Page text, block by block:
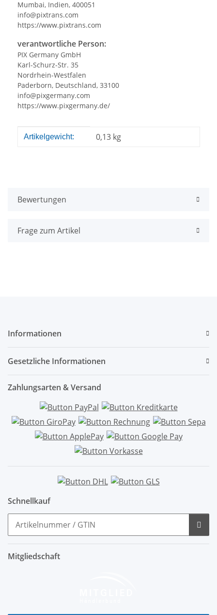
Mumbai, Indien, 400051
info@pixtrans.com
https://www.pixtrans.com
verantwortliche Person:
PIX Germany GmbH
Karl-Schurz-Str. 35
Nordrhein-Westfalen
Paderborn, Deutschland, 33100
info@pixgermany.com
https://www.pixgermany.de/
Produkteigenschaft
Wert
Artikelgewicht: 0,13 kg
Bewertungen
Frage zum Artikel
Informationen
Gesetzliche Informationen
Zahlungsarten & Versand
Schnellkauf
Mitgliedschaft